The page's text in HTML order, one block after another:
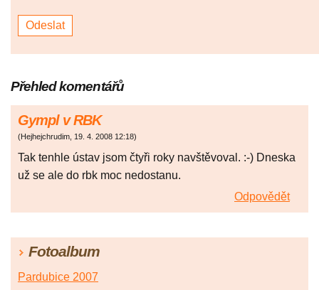
Přehled komentářů
Gympl v RBK
(Hejhejchrudim, 19. 4. 2008 12:18)
Tak tenhle ústav jsom čtyři roky navštěvoval. :-) Dneska
už se ale do rbk moc nedostanu.
Odpovědět
Fotoalbum
Pardubice 2007